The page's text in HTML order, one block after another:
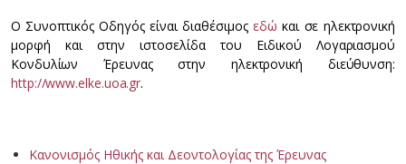
Ο Συνοπτικός Οδηγός είναι διαθέσιμος εδώ και σε ηλεκτρονική
μορφή και στην ιστοσελίδα του Ειδικού Λογαριασμού
Κονδυλίων Έρευνας στην ηλεκτρονική διεύθυνση:
http://www.elke.uoa.gr.
Κανονισμός Ηθικής και Δεοντολογίας της Έρευνας